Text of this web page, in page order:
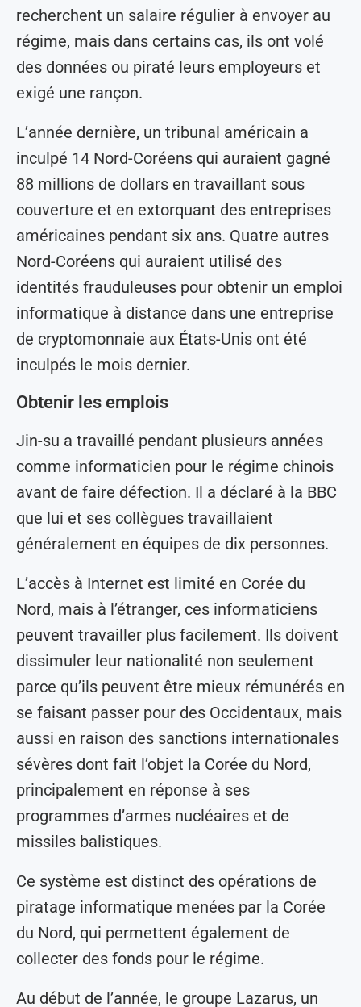
recherchent un salaire régulier à envoyer au
régime, mais dans certains cas, ils ont volé
des données ou piraté leurs employeurs et
exigé une rançon.
L’année dernière, un tribunal américain a
inculpé 14 Nord-Coréens qui auraient gagné
88 millions de dollars en travaillant sous
couverture et en extorquant des entreprises
américaines pendant six ans. Quatre autres
Nord-Coréens qui auraient utilisé des
identités frauduleuses pour obtenir un emploi
informatique à distance dans une entreprise
de cryptomonnaie aux États-Unis ont été
inculpés le mois dernier.
Obtenir les emplois
Jin-su a travaillé pendant plusieurs années
comme informaticien pour le régime chinois
avant de faire défection. Il a déclaré à la BBC
que lui et ses collègues travaillaient
généralement en équipes de dix personnes.
L’accès à Internet est limité en Corée du
Nord, mais à l’étranger, ces informaticiens
peuvent travailler plus facilement. Ils doivent
dissimuler leur nationalité non seulement
parce qu’ils peuvent être mieux rémunérés en
se faisant passer pour des Occidentaux, mais
aussi en raison des sanctions internationales
sévères dont fait l’objet la Corée du Nord,
principalement en réponse à ses
programmes d’armes nucléaires et de
missiles balistiques.
Ce système est distinct des opérations de
piratage informatique menées par la Corée
du Nord, qui permettent également de
collecter des fonds pour le régime.
Au début de l’année, le groupe Lazarus, un